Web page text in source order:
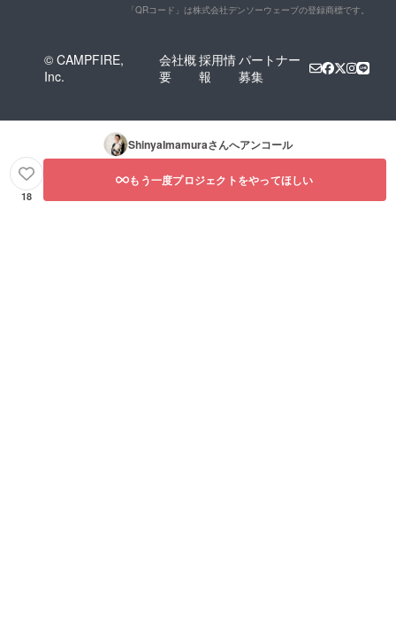
「QRコード」は株式会社デンソーウェーブの登録商標です。
© CAMPFIRE,
Inc.
会社概
要
採用情
報
パートナー
募集
ShinyaImamuraさんへアンコール
18
もう一度プロジェクトをやってほしい